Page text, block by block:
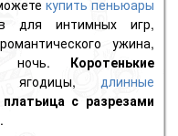
купить пеньюары
для интимных игр,
ужина,
ночь. Коротенькие
ягодицы, длинные
с разрезами